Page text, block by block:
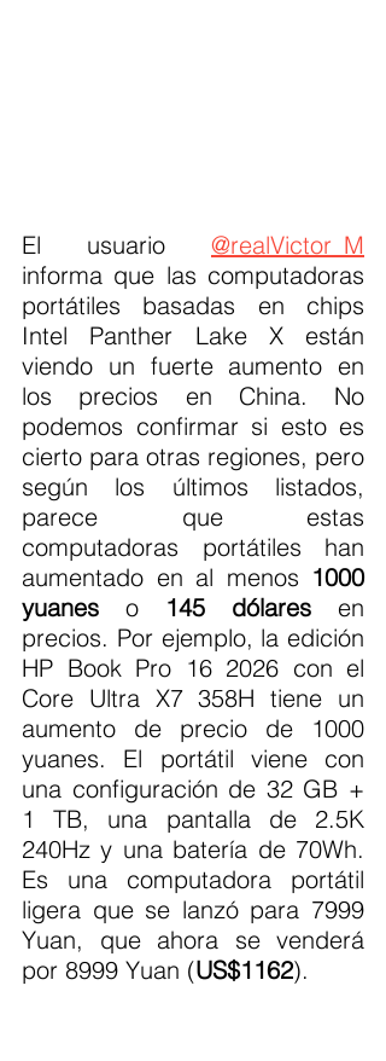
El usuario @realVictor_M
informa que las computadoras
portátiles basadas en chips
Intel Panther Lake X están
viendo un fuerte aumento en
los precios en China. No
podemos confirmar si esto es
cierto para otras regiones, pero
según los últimos listados,
parece que estas
computadoras portátiles han
aumentado en al menos 1000
yuanes o 145 dólares en
precios. Por ejemplo, la edición
HP Book Pro 16 2026 con el
Core Ultra X7 358H tiene un
aumento de precio de 1000
yuanes. El portátil viene con
una configuración de 32 GB +
1 TB, una pantalla de 2.5K
240Hz y una batería de 70Wh.
Es una computadora portátil
ligera que se lanzó para 7999
Yuan, que ahora se venderá
por 8999 Yuan (US$1162).